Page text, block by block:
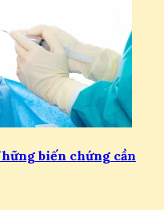
biến chứng cần